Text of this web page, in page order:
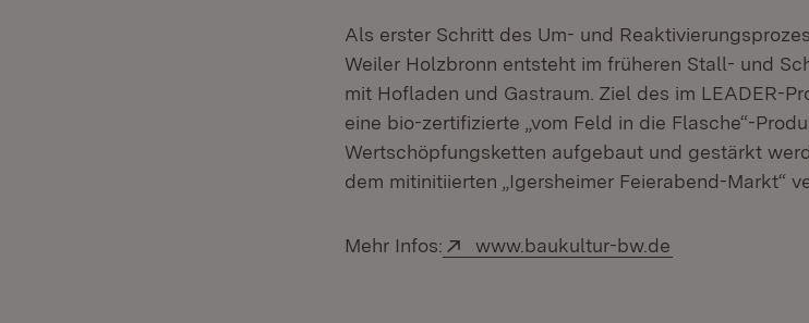
Als erster Schritt des Um- und
Weiler Holzbronn entsteht im früheren Stall- und
mit Hofladen und Gastraum. Ziel des im LEADER-
eine bio-zertifizierte „vom Feld in die Flasche“-
Wertschöpfungsketten aufgebaut und gestärkt
dem mitinitiierten „Igersheimer Feierabend-Markt“
Mehr Infos: Extern:
www.baukultur-bw.de